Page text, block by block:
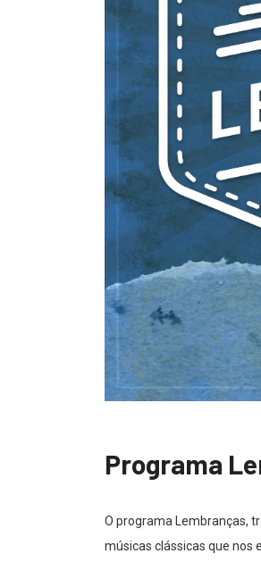
Programa
O programa Lembranças,
músicas clássicas que nos